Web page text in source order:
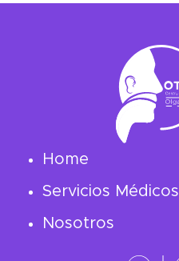
Home
Servicios Médicos
Nosotros